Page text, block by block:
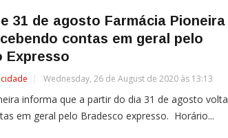
31 de agosto Farmácia Pioneira
contas em geral pelo
Expresso
Wednesday, 26 de August de 2020 às 13:13
informa que a partir do dia 31 de agosto volta
em geral pelo Bradesco expresso. Horário...